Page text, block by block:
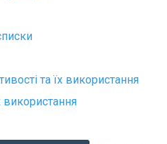
та їх використання
використання